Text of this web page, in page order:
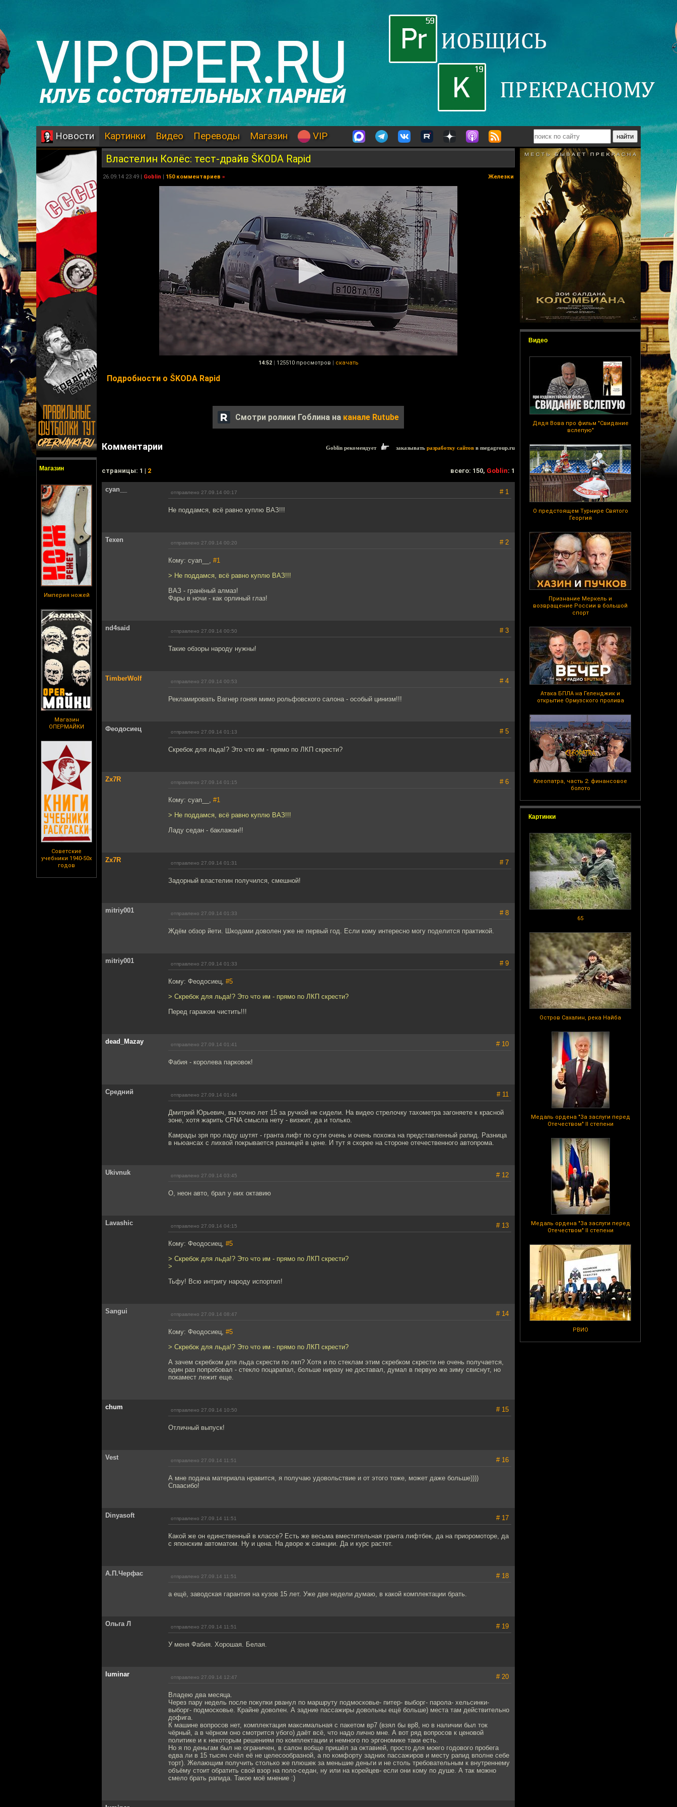
Новости Картинки Видео Переводы Магазин VIP
Магазин
Империя ножей
Магазин
ОПЕРМАЙКИ
Советские
учебники 1940-50х
годов
Видео
Дядя Вова про фильм "Свидание
вслепую"
О предстоящем Турнире Святого
Георгия
Признание Меркель и
возвращение России в большой
спорт
Атака БПЛА на Геленджик и
открытие Ормузского пролива
Клеопатра, часть 2: финансовое
болото
Картинки
65
Остров Сахалин, река Найба
Медаль ордена "За заслуги перед
Отечеством" II степени
Медаль ордена "За заслуги перед
Отечеством" II степени
РВИО
Властелин Колёс: тест-драйв ŠKODA Rapid
26.09.14 23:49 | Goblin | 150 комментариев » Железки
14:52 | 125510 просмотров | скачать
Подробности о ŠKODA Rapid
Смотри ролики Гоблина на канале Rutube
Комментарии Goblin рекомендует заказывать разработку сайтов в megagroup.ru
cтраницы: 1 | 2 всего: 150, Goblin: 1
cyan__ отправлено 27.09.14 00:17 # 1
Не поддамся, всё равно куплю ВАЗ!!!
Texen отправлено 27.09.14 00:20 # 2
Кому: cyan__, #1
> Не поддамся, всё равно куплю ВАЗ!!!
ВАЗ - гранёный алмаз!
Фары в ночи - как орлиный глаз!
nd4said отправлено 27.09.14 00:50 # 3
Такие обзоры народу нужны!
TimberWolf отправлено 27.09.14 00:53 # 4
Рекламировать Вагнер гоняя мимо рольфовского салона - особый цинизм!!!
Феодосиец отправлено 27.09.14 01:13 # 5
Скребок для льда!? Это что им - прямо по ЛКП скрести?
Zx7R отправлено 27.09.14 01:15 # 6
Кому: cyan__, #1
> Не поддамся, всё равно куплю ВАЗ!!!
Ладу седан - баклажан!!
Zx7R отправлено 27.09.14 01:31 # 7
Задорный властелин получился, смешной!
mitriy001 отправлено 27.09.14 01:33 # 8
Ждём обзор йети. Шкодами доволен уже не первый год. Если кому интересно могу поделится практикой.
mitriy001 отправлено 27.09.14 01:33 # 9
Кому: Феодосиец, #5
> Скребок для льда!? Это что им - прямо по ЛКП скрести?
Перед гаражом чистить!!!
dead_Mazay отправлено 27.09.14 01:41 # 10
Фабия - королева парковок!
Средний отправлено 27.09.14 01:44 # 11
Дмитрий Юрьевич, вы точно лет 15 за ручкой не сидели. На видео стрелочку тахометра загоняете к красной
зоне, хотя жарить CFNA смысла нету - визжит, да и только.
Камрады зря про ладу шутят - гранта лифт по сути очень и очень похожа на представленный рапид. Разница
в ньюансах с лихвой покрывается разницей в цене. И тут я скорее на стороне отечественного автопрома.
Ukivnuk отправлено 27.09.14 03:45 # 12
О, неон авто, брал у них октавию
Lavashic отправлено 27.09.14 04:15 # 13
Кому: Феодосиец, #5
> Скребок для льда!? Это что им - прямо по ЛКП скрести?
>
Тьфу! Всю интригу народу испортил!
Sangui отправлено 27.09.14 08:47 # 14
Кому: Феодосиец, #5
> Скребок для льда!? Это что им - прямо по ЛКП скрести?
А зачем скребком для льда скрести по лкп? Хотя и по стеклам этим скребком скрести не очень получается,
один раз попробовал - стекло поцарапал, больше ниразу не доставал, думал в первую же зиму свиснут, но
покамест лежит еще.
chum отправлено 27.09.14 10:50 # 15
Отличный выпуск!
Vest отправлено 27.09.14 11:51 # 16
А мне подача материала нравится, я получаю удовольствие и от этого тоже, может даже больше))))
Спаасибо!
Dinyasoft отправлено 27.09.14 11:51 # 17
Какой же он единственный в классе? Есть же весьма вместительная гранта лифтбек, да на приоромоторе, да
с японским автоматом. Ну и цена. На дворе ж санкции. Да и курс растет.
А.П.Черфас отправлено 27.09.14 11:51 # 18
а ещё, заводская гарантия на кузов 15 лет. Уже две недели думаю, в какой комплектации брать.
Ольга Л отправлено 27.09.14 11:51 # 19
У меня Фабия. Хорошая. Белая.
luminar отправлено 27.09.14 12:47 # 20
Владею два месяца.
Через пару недель после покупки рванул по маршруту подмосковье- питер- выборг- парола- хельсинки-
выборг- подмосковье. Крайне доволен. А задние пассажиры довольны ещё больше) места там действительно
дофига.
К машине вопросов нет, комплектация максимальная с пакетом вр7 (взял бы вр8, но в наличии был ток
чёрный, а в чёрном оно смотрится убого) даёт всё, что надо лично мне. А вот ряд вопросов к ценовой
политике и к некоторым решениям по комплектации и немного по эргономике таки есть.
Но я по деньгам был не ограничен, в салон вобще пришёл за октавией, просто для моего годового пробега
едва ли в 15 тысяч счёл её не целесообразной, а по комфорту задних пассажиров и месту рапид вполне себе
торт). Желающим получить столько же плюшек за меньшие деньги и не столь требовательным к внутреннему
объёму стоит обратить свой взор на поло-седан, ну или на корейцев- если они кому по душе. А так можно
смело брать рапида. Такое моё мнение :)